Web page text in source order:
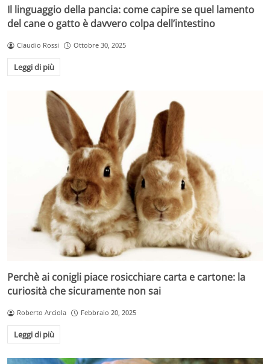
Il linguaggio della pancia: come capire se quel lamento
del cane o gatto è davvero colpa dell’intestino
Claudio Rossi Ottobre 30, 2025
Leggi di più
Perchè ai conigli piace rosicchiare carta e cartone: la
curiosità che sicuramente non sai
Roberto Arciola Febbraio 20, 2025
Leggi di più